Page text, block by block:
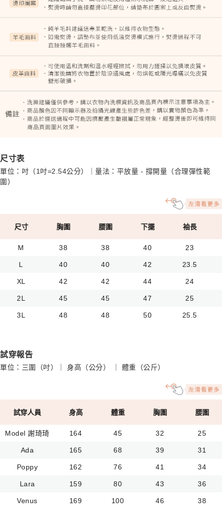
尺寸表
單位：吋（1吋=2.54公分）｜量法：平放量 - 撐開量（合理彈性範
圍）
尺寸 胸圍 腰圍 下擺 袖長
M 38 38 40 23
L 40 40 42 23.5
XL 42 42 44 24
2L 45 45 47 25
3L 48 48 50 25.5
試穿報告
單位：三圍（吋）｜ 身高（公分） ｜ 體重（公斤）
試穿人員 身高 體重 胸圍 腰圍
Model 謝琦琦 164 45 32 25
Ada 165 68 39 31
Poppy 162 76 41 34
Lara 159 80 43 36
Venus 169 100 46 38